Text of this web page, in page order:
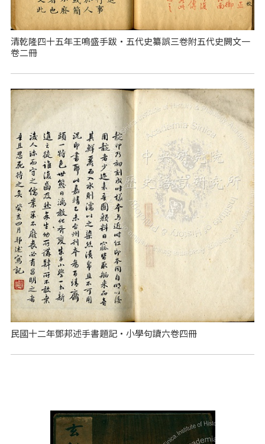
清乾隆四十五年王鳴盛手跋‧五代史纂誤三卷附五代史闕文一
卷二冊
民國十二年鄧邦述手書題記‧小學句讀六卷四冊